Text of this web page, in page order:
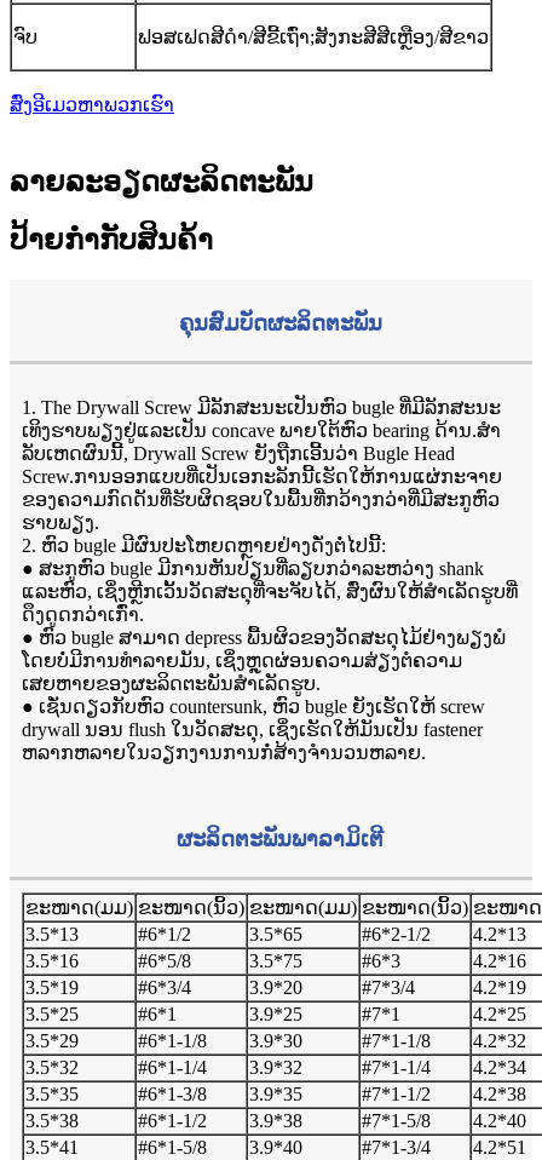
ຈົບ ຟອສເຟດສີດໍາ/ສີຂີ້ເຖົ່າ;ສັງກະສີສີເຫຼືອງ/ສີຂາວ
ສົ່ງອີເມວຫາພວກເຮົາ
ລາຍລະອຽດຜະລິດຕະພັນ
ປ້າຍກຳກັບສິນຄ້າ
ຄຸນສົມບັດຜະລິດຕະພັນ
1. The Drywall Screw ມີລັກສະນະເປັນຫົວ bugle ທີ່ມີລັກສະນະ
ເທິງຮາບພຽງຢູ່ແລະເປັນ concave ພາຍໃຕ້ຫົວ bearing ດ້ານ.ສໍາ
ລັບເຫດຜົນນີ້, Drywall Screw ຍັງຖືກເອີ້ນວ່າ Bugle Head
Screw.ການອອກແບບທີ່ເປັນເອກະລັກນີ້ເຮັດໃຫ້ການແຜ່ກະຈາຍ
ຂອງຄວາມກົດດັນທີ່ຮັບຜິດຊອບໃນພື້ນທີ່ກວ້າງກວ່າທີ່ມີສະກູຫົວ
ຮາບພຽງ.
2. ຫົວ bugle ມີຜົນປະໂຫຍດຫຼາຍຢ່າງດັ່ງຕໍ່ໄປນີ້:
● ສະກູຫົວ bugle ມີການຫັນປ່ຽນທີ່ລຽບກວ່າລະຫວ່າງ shank
ແລະຫົວ, ເຊິ່ງຫຼີກເວັ້ນວັດສະດຸທີ່ຈະຈັບໄດ້, ສົ່ງຜົນໃຫ້ສໍາເລັດຮູບທີ່
ດຶງດູດກວ່າເກົ່າ.
● ຫົວ bugle ສາມາດ depress ພື້ນຜິວຂອງວັດສະດຸໄມ້ຢ່າງພຽງພໍ
ໂດຍບໍ່ມີການທໍາລາຍມັນ, ເຊິ່ງຫຼຸດຜ່ອນຄວາມສ່ຽງຕໍ່ຄວາມ
ເສຍຫາຍຂອງຜະລິດຕະພັນສໍາເລັດຮູບ.
● ເຊັ່ນດຽວກັບຫົວ countersunk, ຫົວ bugle ຍັງເຮັດໃຫ້ screw
drywall ນອນ flush ໃນວັດສະດຸ, ເຊິ່ງເຮັດໃຫ້ມັນເປັນ fastener
ຫລາກຫລາຍໃນວຽກງານການກໍ່ສ້າງຈໍານວນຫລາຍ.
ຜະລິດຕະພັນພາລາມິເຕີ
ຂະໜາດ(ມມ) ຂະໜາດ(ນິ້ວ) ຂະໜາດ(ມມ) ຂະໜາດ(ນິ້ວ) ຂະໜາ
3.5*13
#6*1/2 3.5*65 #6*2-1/2
4.2*13
3.5*16
#6*5/8 3.5*75 #6*3
4.2*16
3.5*19
#6*3/4 3.9*20 #7*3/4
4.2*19
3.5*25
#6*1 3.9*25 #7*1
4.2*25
3.5*29
#6*1-1/8 3.9*30 #7*1-1/8
4.2*32
3.5*32
#6*1-1/4 3.9*32 #7*1-1/4
4.2*34
3.5*35
#6*1-3/8 3.9*35 #7*1-1/2
4.2*38
3.5*38
#6*1-1/2 3.9*38 #7*1-5/8
4.2*40
3.5*41
#6*1-5/8 3.9*40 #7*1-3/4 4.2*51